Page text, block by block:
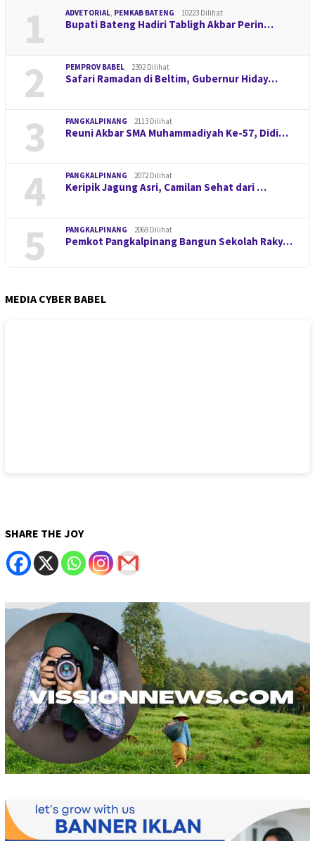
1 ADVETORIAL PEMKAB BATENG 10223 Dilihat
Bupati Bateng Hadiri Tabligh Akbar Perin…
2 PEMPROV BABEL 2392 Dilihat
Safari Ramadan di Beltim, Gubernur Hiday…
3 PANGKALPINANG 2113 Dilihat
Reuni Akbar SMA Muhammadiyah Ke-57, Didi…
4 PANGKALPINANG 2072 Dilihat
Keripik Jagung Asri, Camilan Sehat dari …
5 PANGKALPINANG 2069 Dilihat
Pemkot Pangkalpinang Bangun Sekolah Raky…
MEDIA CYBER BABEL
SHARE THE JOY